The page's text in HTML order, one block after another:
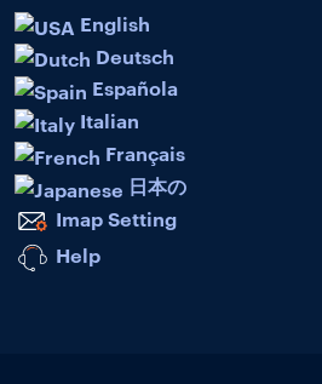
English
Deutsch
Española
Italian
Français
日本の
Imap Setting
Help